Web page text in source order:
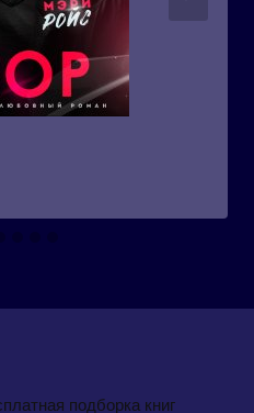
подборка книг